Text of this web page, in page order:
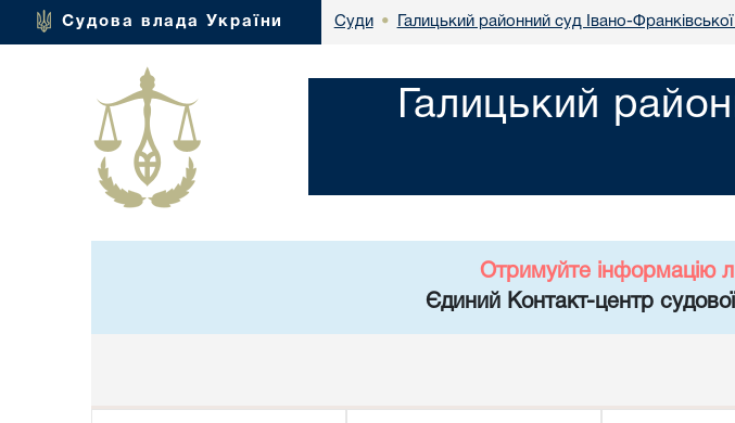
Судова влада України Суди • Галицький районний суд Івано-Франківської
Галицький
Отримуйте інформацію
Єдиний Контакт-центр